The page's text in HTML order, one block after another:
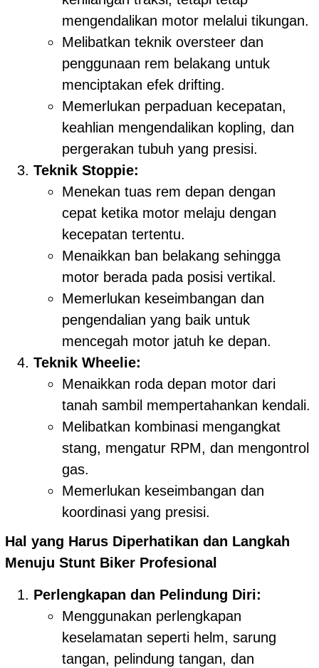
mengendalikan motor melalui tikungan.
Melibatkan teknik oversteer dan
penggunaan rem belakang untuk
menciptakan efek drifting.
Memerlukan perpaduan kecepatan,
keahlian mengendalikan kopling, dan
pergerakan tubuh yang presisi.
Teknik Stoppie:
Menekan tuas rem depan dengan
cepat ketika motor melaju dengan
kecepatan tertentu.
Menaikkan ban belakang sehingga
motor berada pada posisi vertikal.
Memerlukan keseimbangan dan
pengendalian yang baik untuk
mencegah motor jatuh ke depan.
Teknik Wheelie:
Menaikkan roda depan motor dari
tanah sambil mempertahankan kendali.
Melibatkan kombinasi mengangkat
stang, mengatur RPM, dan mengontrol
gas.
Memerlukan keseimbangan dan
koordinasi yang presisi.
Hal yang Harus Diperhatikan dan Langkah
Menuju Stunt Biker Profesional
Perlengkapan dan Pelindung Diri:
Menggunakan perlengkapan
keselamatan seperti helm, sarung
tangan, pelindung tangan, dan